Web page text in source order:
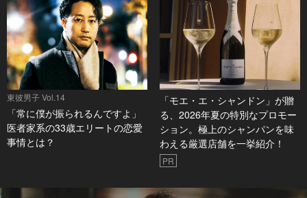
東彼男子 Vol.14
「常に僕が振られるんですよ」
医者家系の33歳エリートの恋愛
事情とは？
「モエ・エ・シャンドン」が贈
る、2026年夏の特別なプロモー
ション。極上のシャンパンを味
わえる厳選店舗を一挙紹介！
PR